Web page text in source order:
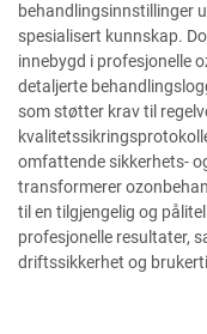
behandlingsinnstillinger
spesialisert kunnskap.
innebygd i profesjonelle
detaljerte
som støtter krav til
omfattende sikkerhets-
transformerer
til en tilgjengelig og
profesjonelle resultater,
driftssikkerhet og